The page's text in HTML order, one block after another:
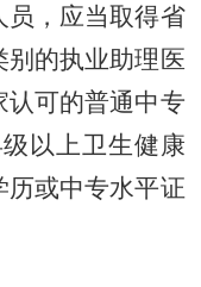
员，应当取得省
别的执业助理医
认可的普通中专
以上卫生健康
历或中专水平证